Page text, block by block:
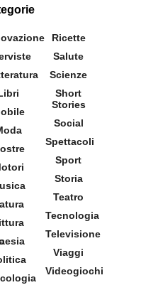
Ricette
Salute
Scienze
Short
Stories
Social
Spettacoli
Sport
Storia
Teatro
Tecnologia
Televisione
Viaggi
Videogiochi